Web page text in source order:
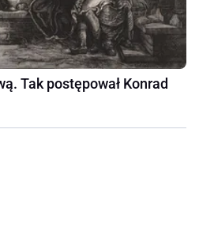
Tak postępował Konrad